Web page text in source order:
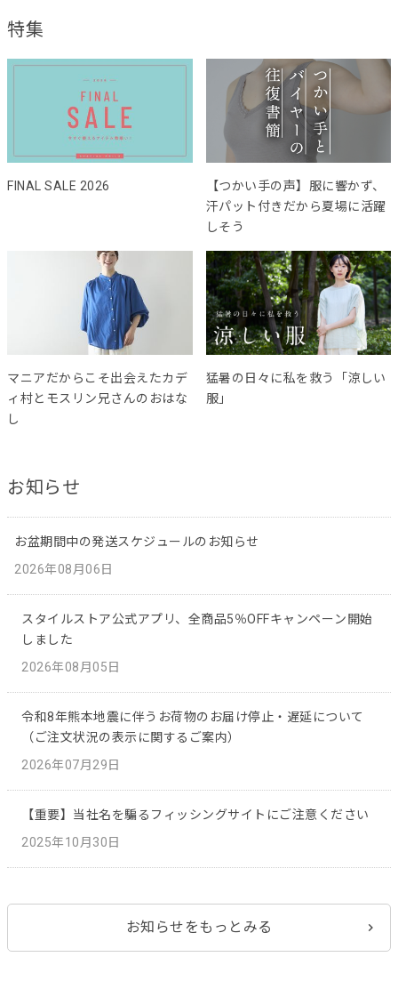
特集
FINAL SALE 2026
【つかい手の声】服に響かず、
汗パット付きだから夏場に活躍
しそう
マニアだからこそ出会えたカデ
ィ村とモスリン兄さんのおはな
し
猛暑の日々に私を救う「涼しい
服」
お知らせ
お盆期間中の発送スケジュールのお知らせ
2026年08月06日
スタイルストア公式アプリ、全商品5％OFFキャンペーン開始
しました
2026年08月05日
令和8年熊本地震に伴うお荷物のお届け停止・遅延について
（ご注文状況の表示に関するご案内）
2026年07月29日
【重要】当社名を騙るフィッシングサイトにご注意ください
2025年10月30日
お知らせをもっとみる